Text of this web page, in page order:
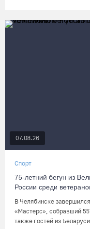
07.08.26
Спорт
75-летний бегун из
России среди
В Челябинске
«Мастерс», собравший
также гостей из